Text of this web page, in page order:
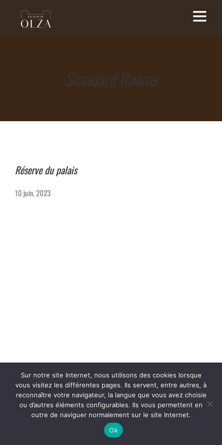
Standard Rooms
Réserve du palais
10 juin, 2023
Sur notre site Internet, nous utilisons des cookies lorsque
vous visitez les différentes pages. Ils servent, entre autres, à
reconnaître votre navigateur, la langue que vous avez choisie
ou d’autres éléments configurables. Ils vous permettent en
outre de naviguer normalement sur le site Internet.
Ok